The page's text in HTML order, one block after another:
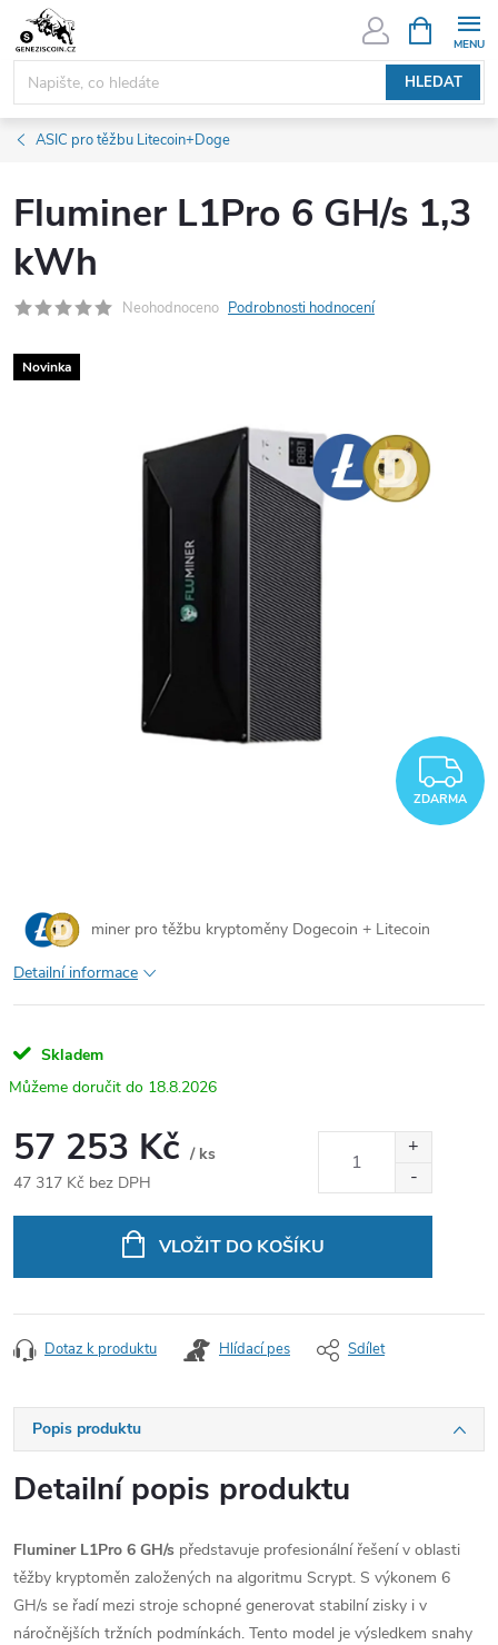
obsah
HLEDAT
NÁKUPNÍ
KOŠÍK
ASIC pro těžbu Litecoin+Doge
Fluminer L1Pro 6 GH/s 1,3
kWh
Neohodnoceno Podrobnosti hodnocení
Novinka
ZDARMA
miner pro těžbu kryptoměny Dogecoin + Litecoin
Detailní informace
Skladem
18.8.2026
57 253 Kč / ks
47 317 Kč bez DPH
VLOŽIT DO KOŠÍKU
Dotaz k produktu Hlídací pes Sdílet
Popis produktu
Detailní popis produktu
Fluminer L1Pro 6 GH/s představuje profesionální řešení v oblasti
těžby kryptoměn založených na algoritmu Scrypt. S výkonem 6
GH/s se řadí mezi stroje schopné generovat stabilní zisky i v
náročnějších tržních podmínkách. Tento model je výsledkem snahy